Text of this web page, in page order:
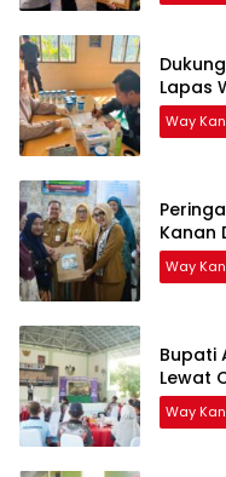
Lapas
Way
Kanan
Way
Bupati
Lewat
Way